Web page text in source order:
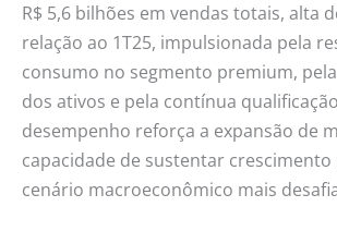
R$ 5,6 bilhões em vendas totais, alta
relação ao 1T25, impulsionada pela
consumo no segmento premium,
dos ativos e pela contínua
desempenho reforça a expansão de
capacidade de sustentar
cenário macroeconômico mais